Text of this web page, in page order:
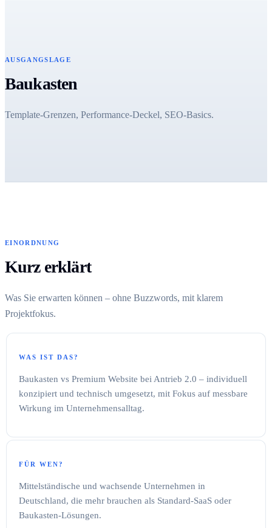
AUSGANGSLAGE
Baukasten
Template-Grenzen, Performance-Deckel, SEO-Basics.
EINORDNUNG
Kurz erklärt
Was Sie erwarten können – ohne Buzzwords, mit klarem
Projektfokus.
WAS IST DAS?
Baukasten vs Premium Website bei Antrieb 2.0 – individuell
konzipiert und technisch umgesetzt, mit Fokus auf messbare
Wirkung im Unternehmensalltag.
FÜR WEN?
Mittelständische und wachsende Unternehmen in
Deutschland, die mehr brauchen als Standard-SaaS oder
Baukasten-Lösungen.